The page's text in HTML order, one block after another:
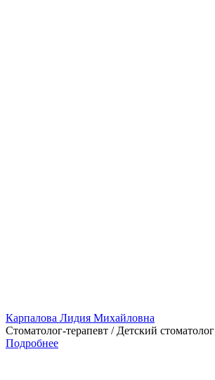
Карпалова Лидия Михайловна
Стоматолог-терапевт / Детский стоматолог
Подробнее